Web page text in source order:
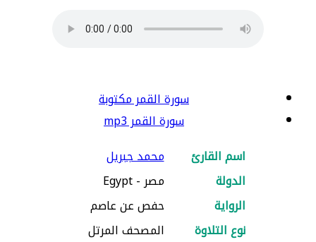
سورة القمر مكتوبة
سورة القمر mp3
اسم القارئ
محمد جبريل
الدولة
مصر - Egypt
الرواية
حفص عن عاصم
نوع التلاوة
المصحف المرتل